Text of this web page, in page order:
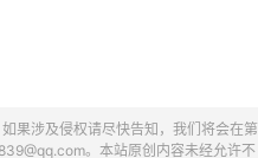
果涉及侵权请尽快告知，我们将会在第
。本站原创内容未经允许不